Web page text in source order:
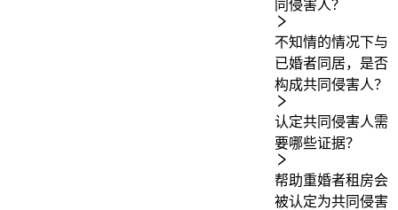
同侵害人？
不知情的情况下与
已婚者同居，是否
构成共同侵害人？
认定共同侵害人需
要哪些证据？
帮助重婚者租房会
被认定为共同侵害